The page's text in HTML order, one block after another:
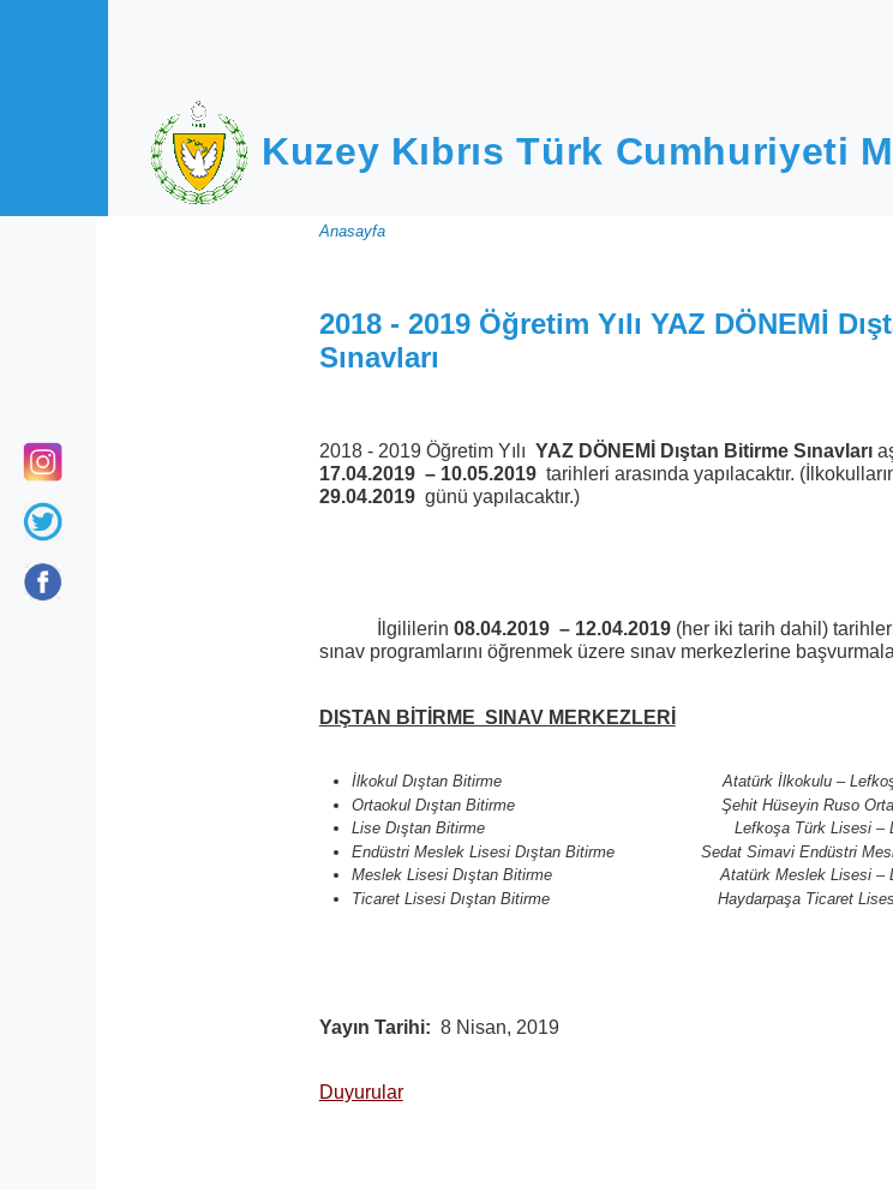
Kuzey Kıbrıs Türk Cumhuriyeti
Sayfa
yolu
Anasayfa
2018 - 2019 Öğretim Yılı YAZ DÖNEMİ
Sınavları
2018 - 2019 Öğretim Yılı YAZ DÖNEMİ Dıştan Bitirme Sınavları
17.04.2019 – 10.05.2019 tarihleri arasında yapılacaktır.
29.04.2019 günü yapılacaktır.)
İlgililerin 08.04.2019 – 12.04.2019 (her iki tarih dahil)
sınav programlarını öğrenmek üzere sınav merkezlerine
DIŞTAN BİTİRME SINAV MERKEZLERİ
İlkokul Dıştan Bitirme Atatürk İlkokulu –
Ortaokul Dıştan Bitirme Şehit Hüseyin Ruso
Lise Dıştan Bitirme Lefkoşa Türk Lisesi –
Endüstri Meslek Lisesi Dıştan Bitirme Sedat Simavi Endüstri
Meslek Lisesi Dıştan Bitirme Atatürk Meslek Lisesi –
Ticaret Lisesi Dıştan Bitirme Haydarpaşa Ticaret Lisesi
Yayın Tarihi 8 Nisan, 2019
Duyurular